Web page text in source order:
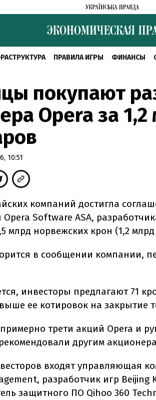
ПРАВИЛА ИГРЫ ФИНАНСЫ
покупают
Opera за
10:51
компаний достигла
Software ASA,
млрд норвежских крон (1,2
в сообщении компании,
инвесторы предлагают 71
ее котировок на закрытие
трети акций Opera и
другим
входят управляющая
разработчик игр Beijing
защитного ПО Qihoo 360